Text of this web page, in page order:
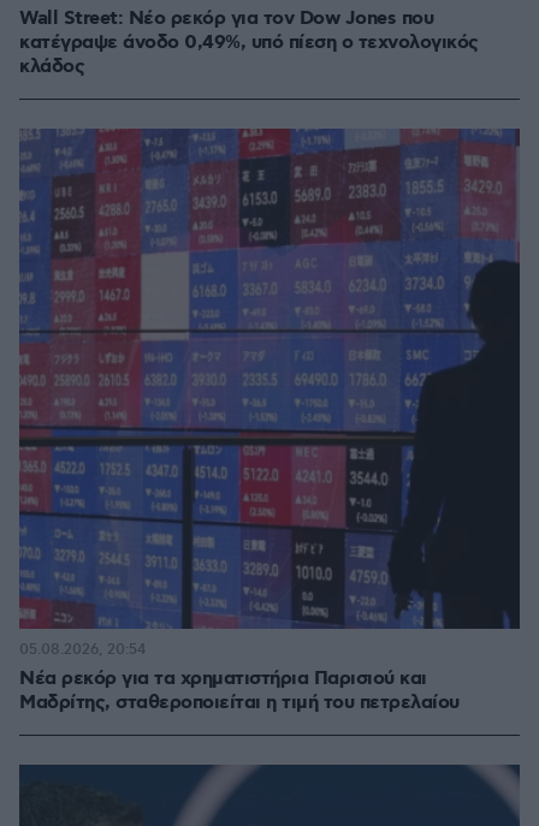
Wall Street: Νέο ρεκόρ για τον Dow Jones που
κατέγραψε άνοδο 0,49%, υπό πίεση ο τεχνολογικός
κλάδος
Νέα ρεκόρ για τα χρηματιστήρια Παρισιού και
Μαδρίτης, σταθεροποιείται η τιμή του πετρελαίου
05.08.2026, 20:54